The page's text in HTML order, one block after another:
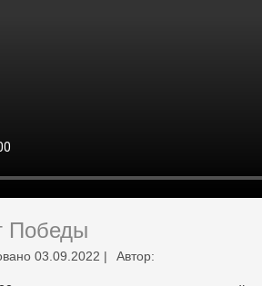
Победы
03.09.2022 | Автор: